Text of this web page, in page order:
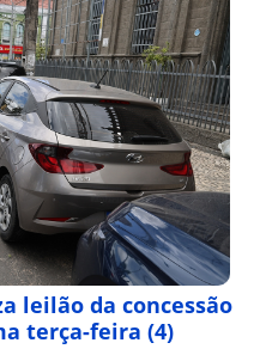
leilão da concessão
terça-feira (4)